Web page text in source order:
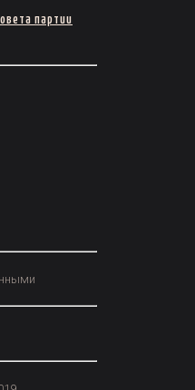
партии